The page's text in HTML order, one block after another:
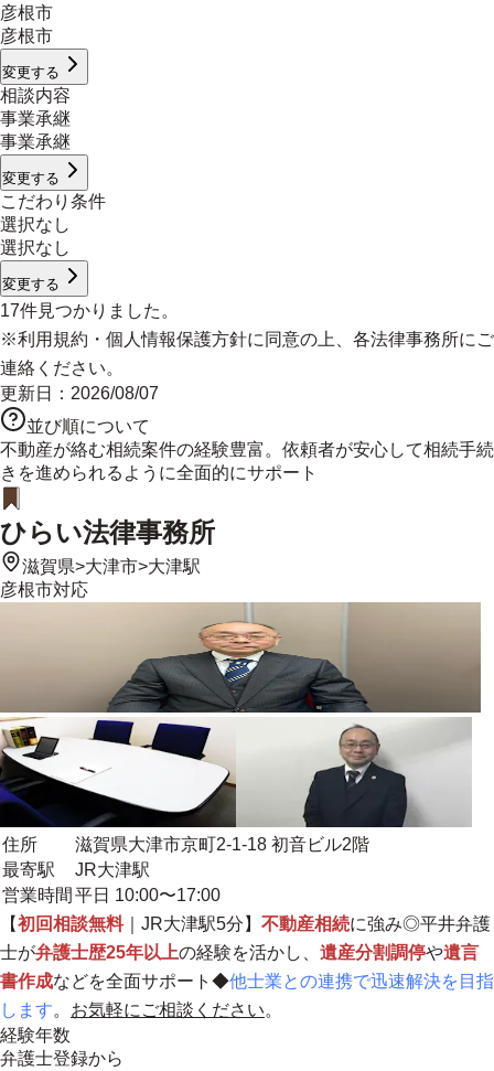
彦根市
彦根市
変更する
相談内容
事業承継
事業承継
変更する
こだわり条件
選択なし
選択なし
変更する
17件見つかりました。
※利用規約 ・ 個人情報保護方針に同意の上、各法律事務所にご
連絡ください。
更新日： 2026/08/07
並び順について
不動産が絡む相続案件の経験豊富。依頼者が安心して相続手続
きを進められるように全面的にサポート
ひらい法律事務所
滋賀県>大津市>大津駅
彦根市対応
住所
滋賀県大津市京町2-1-18 初音ビル2階
最寄駅
JR大津駅
営業時間 平日 10:00〜17:00
【初回相談無料｜JR大津駅5分】 不動産相続に強み◎平井弁護
士が弁護士歴25年以上の経験を活かし、 遺産分割調停や遺言
書作成などを全面サポート◆他士業との連携で迅速解決を目指
します。 お気軽にご相談ください。
経験年数
弁護士登録から